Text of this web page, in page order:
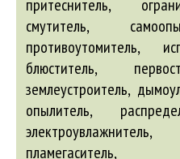
притеснитель,
смутитель,
противоутомитель,
блюститель,
землеустроитель,
опылитель,
пламегаситель,